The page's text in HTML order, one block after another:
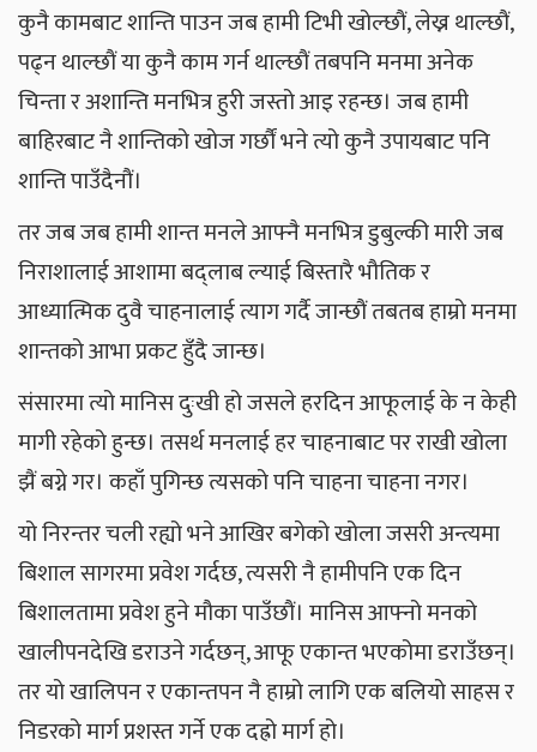
कुनै कामबाट शान्ति पाउन जब हामी टिभी खोल्छौं, लेख्न थाल्छौं,
पढ्न थाल्छौं या कुनै काम गर्न थाल्छौं तबपनि मनमा अनेक
चिन्ता र अशान्ति मनभित्र हुरी जस्तो आइ रहन्छ। जब हामी
बाहिरबाट नै शान्तिको खोज गर्छौं भने त्यो कुनै उपायबाट पनि
शान्ति पाउँदैनौं।
तर जब जब हामी शान्त मनले आफ्नै मनभित्र डुबुल्की मारी जब
निराशालाई आशामा बद्लाब ल्याई बिस्तारै भौतिक र
आध्यात्मिक दुवै चाहनालाई त्याग गर्दै जान्छौं तबतब हाम्रो मनमा
शान्तको आभा प्रकट हुँदै जान्छ।
संसारमा त्यो मानिस दुःखी हो जसले हरदिन आफूलाई के न केही
मागी रहेको हुन्छ। तसर्थ मनलाई हर चाहनाबाट पर राखी खोला
झैं बग्ने गर। कहाँ पुगिन्छ त्यसको पनि चाहना चाहना नगर।
यो निरन्तर चली रह्यो भने आखिर बगेको खोला जसरी अन्त्यमा
बिशाल सागरमा प्रवेश गर्दछ, त्यसरी नै हामीपनि एक दिन
बिशालतामा प्रवेश हुने मौका पाउँछौं। मानिस आफ्नो मनको
खालीपनदेखि डराउने गर्दछन्, आफू एकान्त भएकोमा डराउँछन्।
तर यो खालिपन र एकान्तपन नै हाम्रो लागि एक बलियो साहस र
निडरको मार्ग प्रशस्त गर्ने एक दह्रो मार्ग हो।